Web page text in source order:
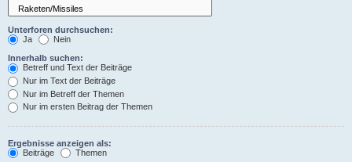
Unterforen durchsuchen:
Ja
Nein
Innerhalb suchen:
Betreff und Text der Beiträge
Nur im Text der Beiträge
Nur im Betreff der Themen
Nur im ersten Beitrag der Themen
Ergebnisse anzeigen als:
Beiträge
Themen